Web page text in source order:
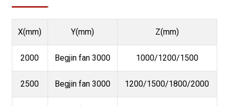
X(mm) Y(mm) Z(mm)
2000 Begjin fan 3000 1000/1200/1500
2500 Begjin fan 3000 1200/1500/1800/2000